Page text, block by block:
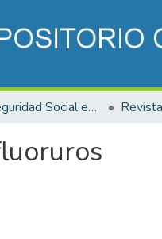
Salud y Seguridad Social en Costa Rica